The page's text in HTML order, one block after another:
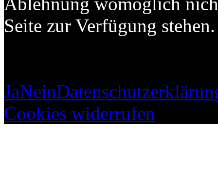
Seite zur Verfügung stehen.
JaNein
Cookies widerrufen